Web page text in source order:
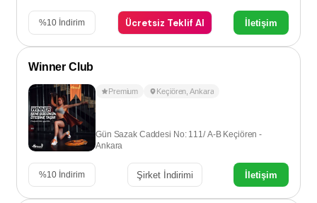
%10 İndirim Ücretsiz Teklif Al İletişim
Winner Club
Premium Keçiören ,Ankara
Gün Sazak Caddesi No: 111/ A-B Keçiören -
Ankara
%10 İndirim Şirket İndirimi İletişim